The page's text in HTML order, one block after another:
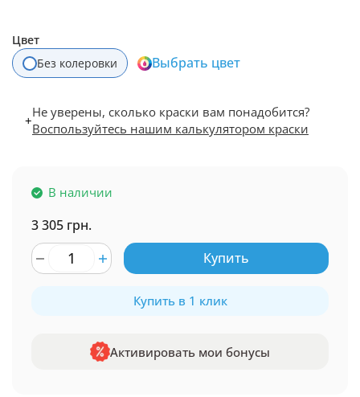
Цвет
Без колеровки
Выбрать цвет
+Не уверены, сколько краски вам понадобится?
Воспользуйтесь нашим калькулятором краски
В наличии
3 305 грн.
Купить
Купить в 1 клик
Активировать мои бонусы